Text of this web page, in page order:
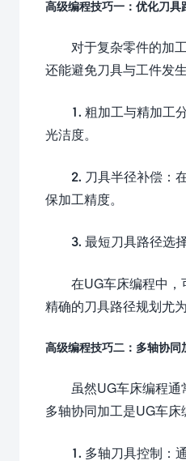
高级编程技巧一：优化刀具
对于复杂零件的加
还能避免刀具与工件发
1. 粗加工与精加工
光洁度。
2. 刀具半径补偿：
保加工精度。
3. 最短刀具路径选
在UG车床编程中
精确的刀具路径规划尤为
高级编程技巧二：多轴协同
虽然UG车床编程
多轴协同加工是UG车床
1. 多轴刀具控制：